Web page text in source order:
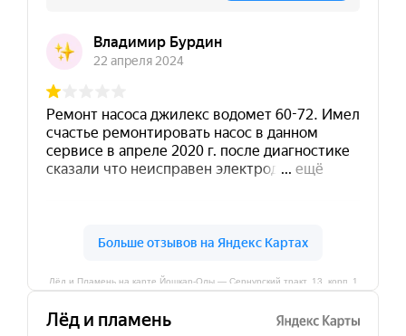
Лёд и Пламень на карте Йошкар‑Олы — Сернурский тракт, 13, корп. 1